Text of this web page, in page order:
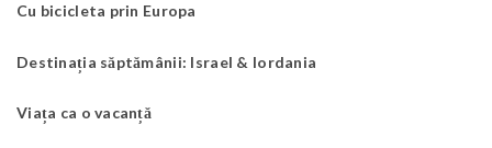
Cu bicicleta prin Europa
Destinația săptămânii: Israel & Iordania
Viața ca o vacanță